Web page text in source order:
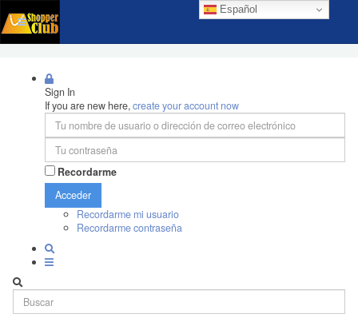
Español
Sign In
If you are new here,create your account now
Recordarme
Acceder
Recordarme mi usuario
Recordarme contraseña